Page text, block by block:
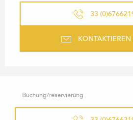
33
KONTAKTIEREN
Buchung/reservierung